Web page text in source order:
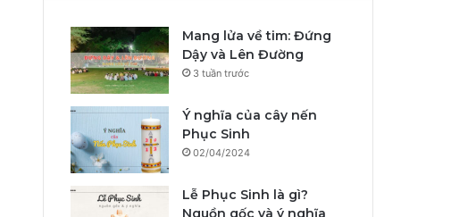
Mang lửa về tim: Đứng
Dậy và Lên Đường
3 tuần trước
Ý nghĩa của cây nến
Phục Sinh
02/04/2024
Lễ Phục Sinh là gì?
Nguồn gốc và ý nghĩa